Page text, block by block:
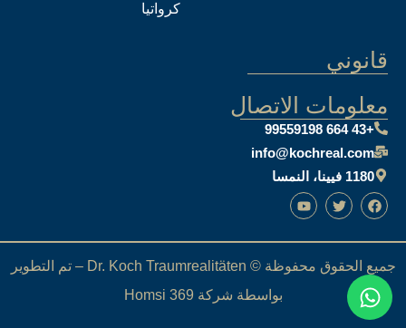
كرواتيا
قانوني
معلومات الاتصال
+43 664 99559198
info@kochreal.com
1180 فيينا، النمسا
جميع الحقوق محفوظة © Dr. Koch Traumrealitäten – تم التطوير
بواسطة شركة Homsi 369